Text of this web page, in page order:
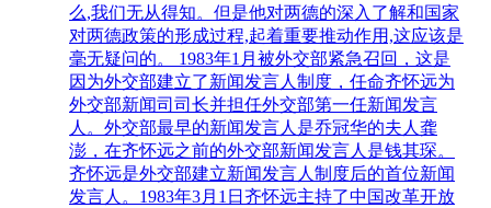
么,我们无从得知。但是他对两德的深入了解和国家
对两德政策的形成过程,起着重要推动作用,这应该是
毫无疑问的。 1983年1月被外交部紧急召回，这是
因为外交部建立了新闻发言人制度，任命齐怀远为
外交部新闻司司长并担任外交部第一任新闻发言
人。外交部最早的新闻发言人是乔冠华的夫人龚
澎，在齐怀远之前的外交部新闻发言人是钱其琛。
齐怀远是外交部建立新闻发言人制度后的首位新闻
发言人。1983年3月1日齐怀远主持了中国改革开放